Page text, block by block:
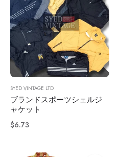
SYED VINTAGE LTD
ブランドスポーツシェルジ
ャケット
通
$6.73